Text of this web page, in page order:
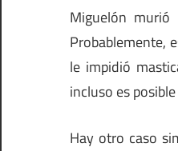
Miguelón
Probablemente,
le impidió
incluso es
Hay otro caso